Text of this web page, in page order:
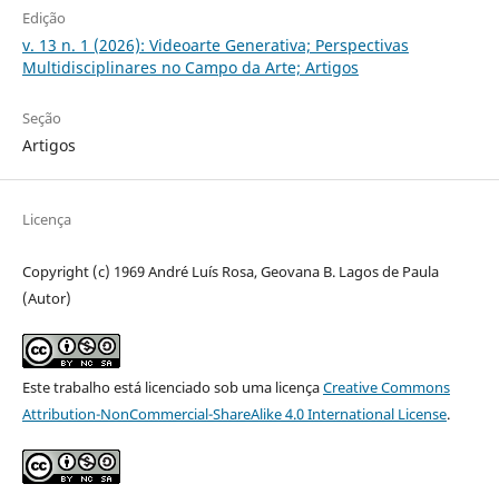
Edição
v. 13 n. 1 (2026): Videoarte Generativa; Perspectivas
Multidisciplinares no Campo da Arte; Artigos
Seção
Artigos
Licença
Copyright (c) 1969 André Luís Rosa, Geovana B. Lagos de Paula
(Autor)
Este trabalho está licenciado sob uma licençaCreative Commons
Attribution-NonCommercial-ShareAlike 4.0 International License.